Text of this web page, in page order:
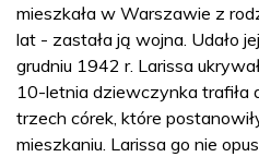
mieszkała w Warszawie z
lat - zastała ją wojna. Udało
grudniu 1942 r. Larissa
10-letnia dziewczynka trafiła
trzech córek, które
mieszkaniu. Larissa go nie